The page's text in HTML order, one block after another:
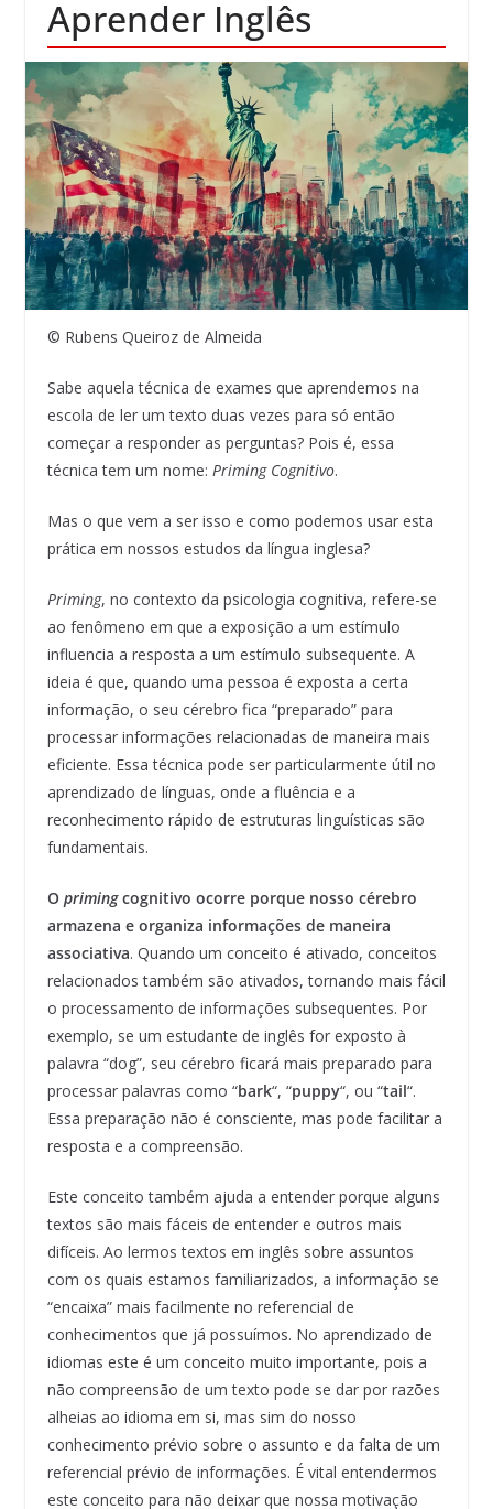
Aprender Inglês
© Rubens Queiroz de Almeida
Sabe aquela técnica de exames que aprendemos na
escola de ler um texto duas vezes para só então
começar a responder as perguntas? Pois é, essa
técnica tem um nome: Priming Cognitivo.
Mas o que vem a ser isso e como podemos usar esta
prática em nossos estudos da língua inglesa?
Priming, no contexto da psicologia cognitiva, refere-se
ao fenômeno em que a exposição a um estímulo
influencia a resposta a um estímulo subsequente. A
ideia é que, quando uma pessoa é exposta a certa
informação, o seu cérebro fica “preparado” para
processar informações relacionadas de maneira mais
eficiente. Essa técnica pode ser particularmente útil no
aprendizado de línguas, onde a fluência e a
reconhecimento rápido de estruturas linguísticas são
fundamentais.
O primingcognitivo ocorre porque nosso cérebro
armazena e organiza informações de maneira
associativa. Quando um conceito é ativado, conceitos
relacionados também são ativados, tornando mais fácil
o processamento de informações subsequentes. Por
exemplo, se um estudante de inglês for exposto à
palavra “dog”, seu cérebro ficará mais preparado para
processar palavras como “bark“, “puppy“, ou “tail“.
Essa preparação não é consciente, mas pode facilitar a
resposta e a compreensão.
Este conceito também ajuda a entender porque alguns
textos são mais fáceis de entender e outros mais
difíceis. Ao lermos textos em inglês sobre assuntos
com os quais estamos familiarizados, a informação se
“encaixa” mais facilmente no referencial de
conhecimentos que já possuímos. No aprendizado de
idiomas este é um conceito muito importante, pois a
não compreensão de um texto pode se dar por razões
alheias ao idioma em si, mas sim do nosso
conhecimento prévio sobre o assunto e da falta de um
referencial prévio de informações. É vital entendermos
este conceito para não deixar que nossa motivação